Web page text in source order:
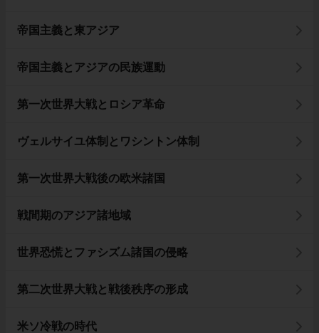
帝国主義と東アジア
帝国主義とアジアの民族運動
第一次世界大戦とロシア革命
ヴェルサイユ体制とワシントン体制
第一次世界大戦後の欧米諸国
戦間期のアジア諸地域
世界恐慌とファシズム諸国の侵略
第二次世界大戦と戦後秩序の形成
米ソ冷戦の時代